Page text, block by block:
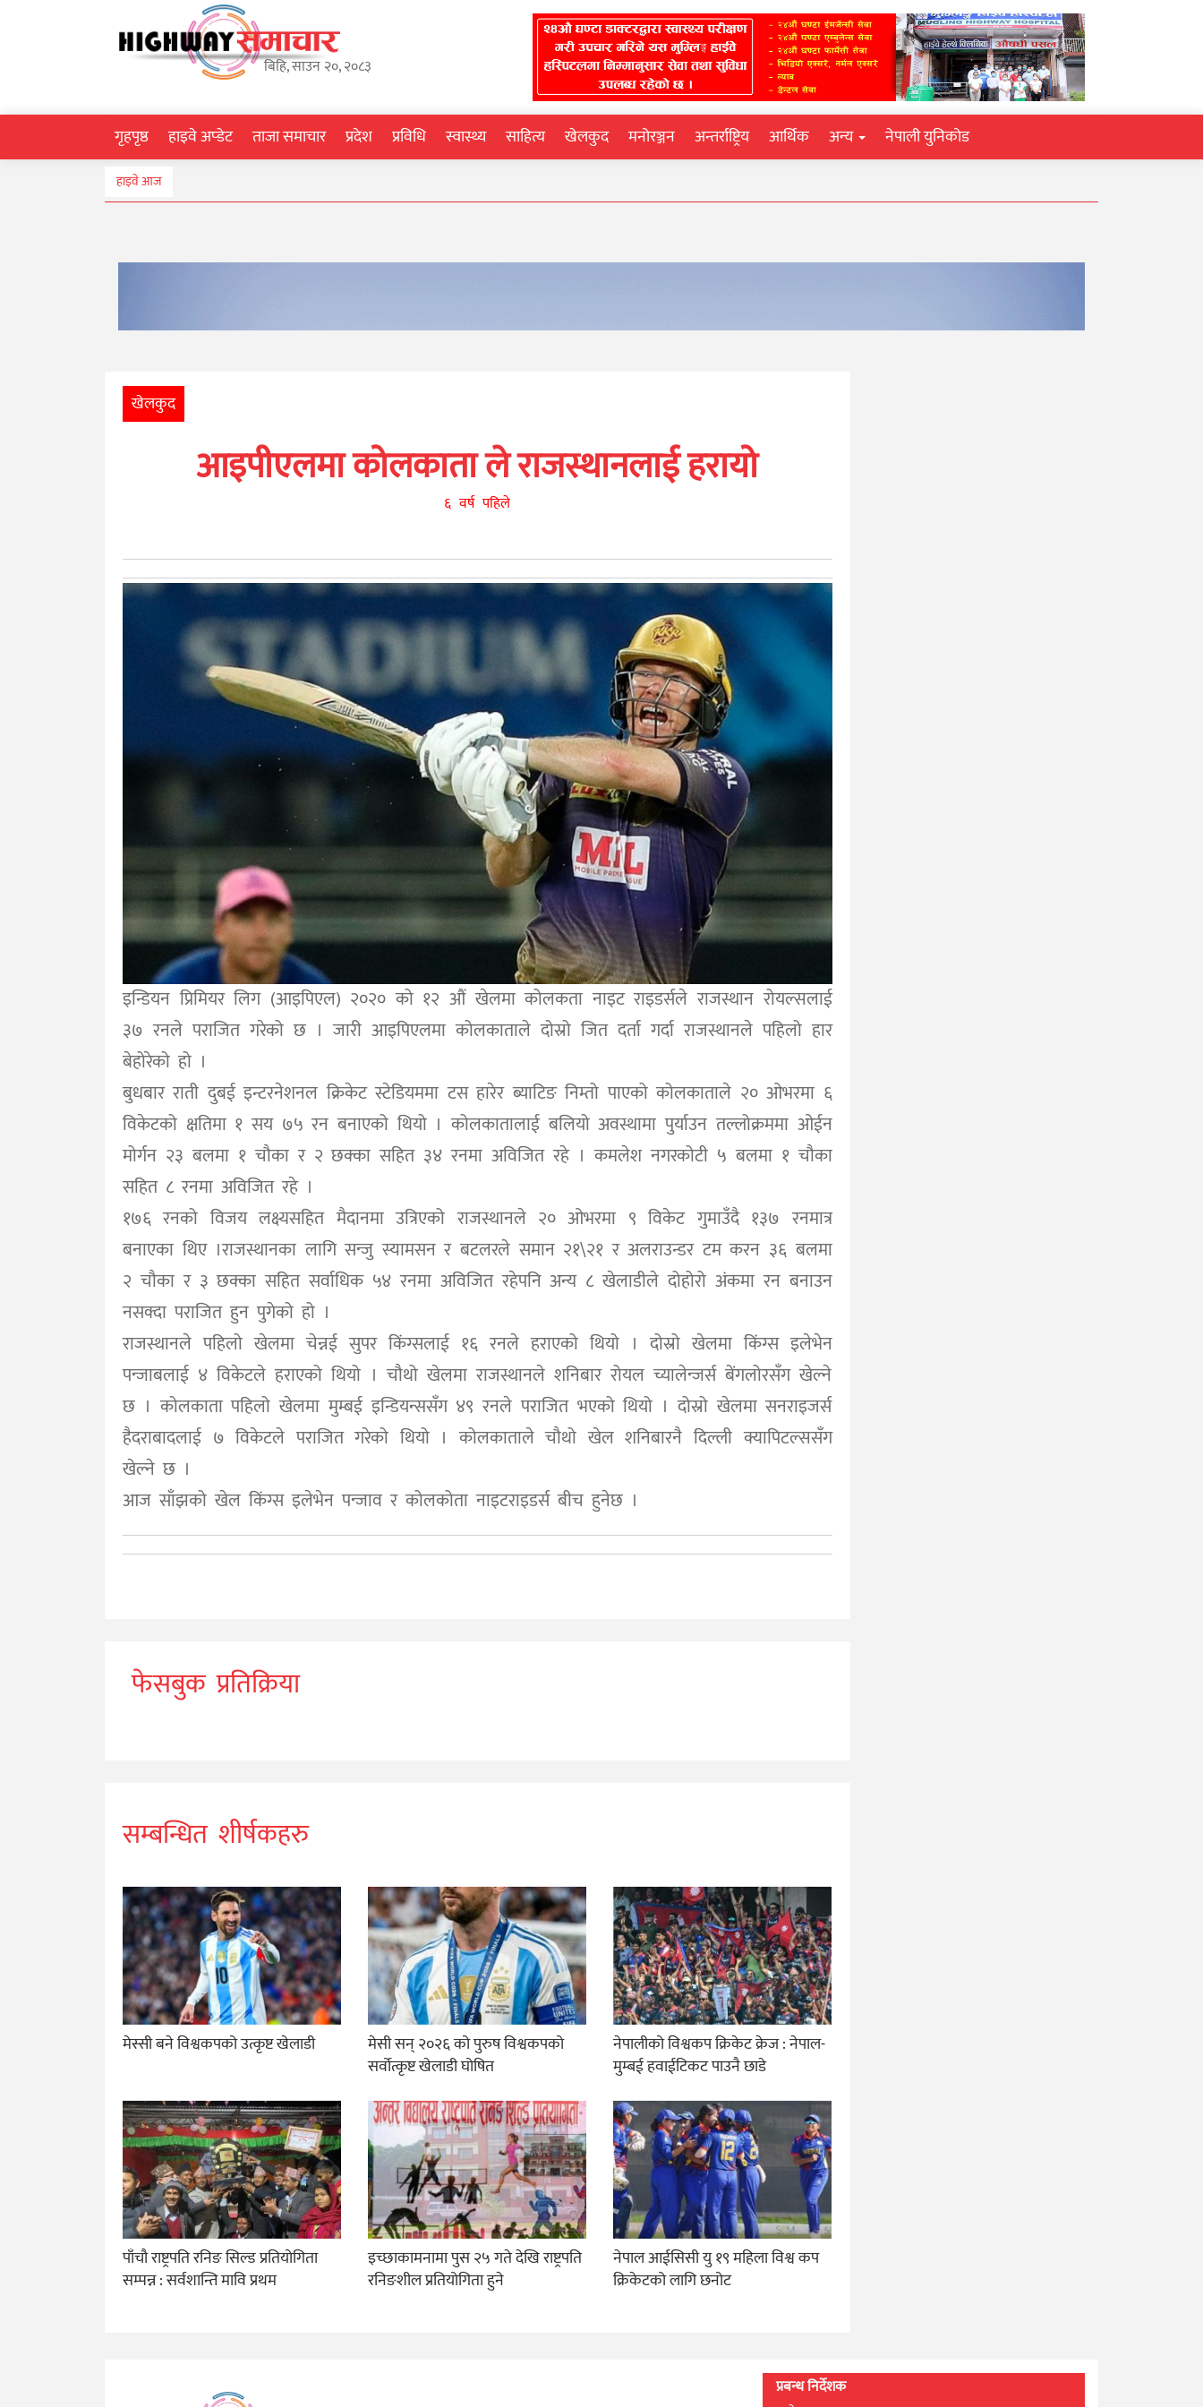
बिहि, साउन २०, २०८३
गृहपृष्ठ हाइवे अप्डेट ताजा समाचार प्रदेश प्रविधि स्वास्थ्य साहित्य खेलकुद मनोरञ्जन अन्तर्राष्ट्रिय आर्थिक अन्य नेपाली युनिकोड
हाइवे आज
खेलकुद
आइपीएलमा कोलकाता ले राजस्थानलाई हरायो
६ वर्ष पहिले
इन्डियन प्रिमियर लिग (आइपिएल) २०२० को १२ औं खेलमा कोलकता नाइट राइडर्सले राजस्थान रोयल्सलाई
३७ रनले पराजित गरेको छ । जारी आइपिएलमा कोलकाताले दोस्रो जित दर्ता गर्दा राजस्थानले पहिलो हार
बेहोरेको हो ।
बुधबार राती दुबई इन्टरनेशनल क्रिकेट स्टेडियममा टस हारेर ब्याटिङ निम्तो पाएको कोलकाताले २० ओभरमा ६
विकेटको क्षतिमा १ सय ७५ रन बनाएको थियो । कोलकातालाई बलियो अवस्थामा पुर्याउन तल्लोक्रममा ओईन
मोर्गन २३ बलमा १ चौका र २ छक्का सहित ३४ रनमा अविजित रहे । कमलेश नगरकोटी ५ बलमा १ चौका
सहित ८ रनमा अविजित रहे ।
१७६ रनको विजय लक्ष्यसहित मैदानमा उत्रिएको राजस्थानले २० ओभरमा ९ विकेट गुमाउँदै १३७ रनमात्र
बनाएका थिए ।राजस्थानका लागि सन्जु स्यामसन र बटलरले समान २१\२१ र अलराउन्डर टम करन ३६ बलमा
२ चौका र ३ छक्का सहित सर्वाधिक ५४ रनमा अविजित रहेपनि अन्य ८ खेलाडीले दोहोरो अंकमा रन बनाउन
नसक्दा पराजित हुन पुगेको हो ।
राजस्थानले पहिलो खेलमा चेन्नई सुपर किंग्सलाई १६ रनले हराएको थियो । दोस्रो खेलमा किंग्स इलेभेन
पन्जाबलाई ४ विकेटले हराएको थियो । चौथो खेलमा राजस्थानले शनिबार रोयल च्यालेन्जर्स बेंगलोरसँग खेल्ने
छ । कोलकाता पहिलो खेलमा मुम्बई इन्डियन्ससँग ४९ रनले पराजित भएको थियो । दोस्रो खेलमा सनराइजर्स
हैदराबादलाई ७ विकेटले पराजित गरेको थियो । कोलकाताले चौथो खेल शनिबारनै दिल्ली क्यापिटल्ससँग
खेल्ने छ ।
आज साँझको खेल किंग्स इलेभेन पन्जाव र कोलकोता नाइटराइडर्स बीच हुनेछ ।
फेसबुक प्रतिक्रिया
सम्बन्धित शीर्षकहरु
मेस्सी बने विश्वकपको उत्कृष्ट खेलाडी
मेसी सन् २०२६ को पुरुष विश्वकपको
सर्वोत्कृष्ट खेलाडी घोषित
नेपालीको विश्वकप क्रिकेट क्रेज : नेपाल-
मुम्बई हवाईटिकट पाउनै छाडे
पाँचौ राष्ट्रपति रनिङ सिल्ड प्रतियोगिता
सम्पन्न : सर्वशान्ति मावि प्रथम
इच्छाकामनामा पुस २५ गते देखि राष्ट्रपति
रनिङशील प्रतियोगिता हुने
नेपाल आईसिसी यु १९ महिला विश्व कप
क्रिकेटको लागि छनोट
प्रबन्ध निर्देशक